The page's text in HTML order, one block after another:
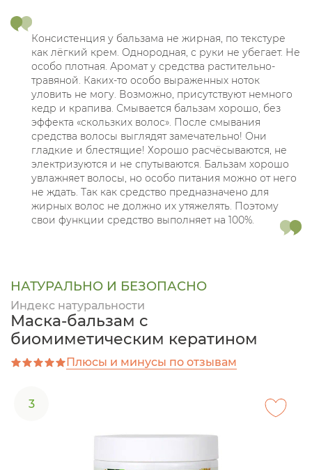
Консистенция у бальзама не жирная, по текстуре
как лёгкий крем. Однородная, с руки не убегает. Не
особо плотная. Аромат у средства растительно-
травяной. Каких-то особо выраженных ноток
уловить не могу. Возможно, присутствуют немного
кедр и крапива. Смывается бальзам хорошо, без
эффекта «скользких волос». После смывания
средства волосы выглядят замечательно! Они
гладкие и блестящие! Хорошо расчёсываются, не
электризуются и не спутываются. Бальзам хорошо
увлажняет волосы, но особо питания можно от него
не ждать. Так как средство предназначено для
жирных волос не должно их утяжелять. Поэтому
свои функции средство выполняет на 100%.
НАТУРАЛЬНО И БЕЗОПАСНО
Индекс натуральности
Маска-бальзам c
биомиметическим кератином
Плюсы и минусы по отзывам
3